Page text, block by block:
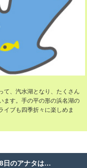
て、汽水湖となり、たくさん
ます。手の平の形の浜名湖の
イブも四季折々に楽しめま
日のアナタは…